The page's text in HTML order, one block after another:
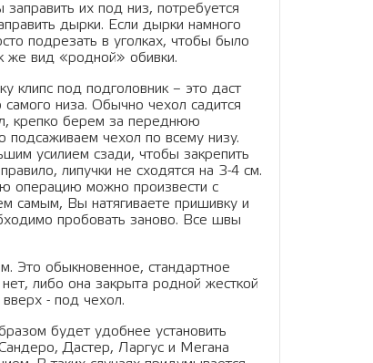
их под низ, потребуется
дырки. Если дырки намного
подрезать в уголках, чтобы было
же вид «родной» обивки.
клипс под подголовник – это даст
низа. Обычно чехол садится
крепко берем за переднюю
подсаживаем чехол по всему низу.
усилием сзади, чтобы закрепить
липучки не сходятся на 3-4 см.
операцию можно произвести с
самым, Вы натягиваете пришивку и
пробовать заново. Все швы
Это обыкновенное, стандартное
либо она закрыта родной жесткой
- под чехол.
будет удобнее установить
Дастер, Ларгус и Мегана